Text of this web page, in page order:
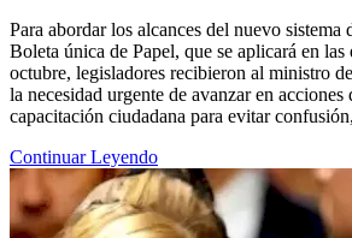
Para abordar los alcances del nuevo sistema
Boleta única de Papel, que se aplicará en
octubre, legisladores recibieron al ministro
la necesidad urgente de avanzar en
capacitación ciudadana para evitar
Continuar Leyendo